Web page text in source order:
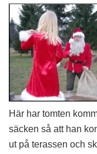
Här har tomten
säcken så att han
ut på terassen och